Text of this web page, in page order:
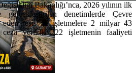
Bakanlığı’nca, 2026 yılının ilk
gerçekleştirilen denetimlerde Çevre
eden tesis ve işletmelere 2 milyar 43
verildi. 222 işletmenin faaliyeti